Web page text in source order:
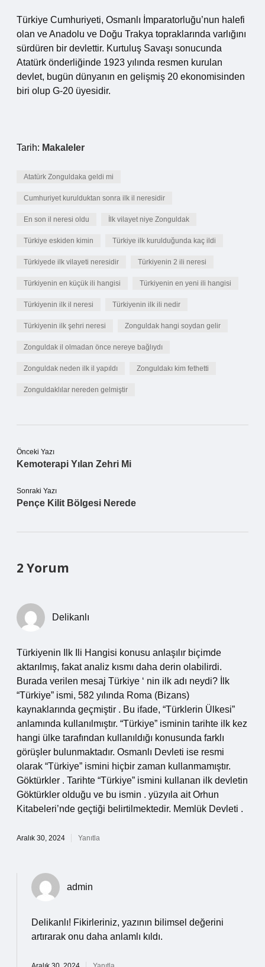
Türkiye Cumhuriyeti, Osmanlı İmparatorluğu’nun halefi
olan ve Anadolu ve Doğu Trakya topraklarında varlığını
sürdüren bir devlettir. Kurtuluş Savaşı sonucunda
Atatürk önderliğinde 1923 yılında resmen kurulan
devlet, bugün dünyanın en gelişmiş 20 ekonomisinden
biri olup G-20 üyesidir.
Tarih: Makaleler
Atatürk Zonguldaka geldi mi
Cumhuriyet kurulduktan sonra ilk il neresidir
En son il neresi oldu İlk vilayet niye Zonguldak
Türkiye eskiden kimin Türkiye ilk kurulduğunda kaç ildi
Türkiyede ilk vilayeti neresidir Türkiyenin 2 ili neresi
Türkiyenin en küçük ili hangisi Türkiyenin en yeni ili hangisi
Türkiyenin ilk il neresi Türkiyenin ilk ili nedir
Türkiyenin ilk şehri neresi Zonguldak hangi soydan gelir
Zonguldak il olmadan önce nereye bağlıydı
Zonguldak neden ilk il yapıldı Zonguldakı kim fethetti
Zonguldaklılar nereden gelmiştir
Önceki Yazı
Kemoterapi Yılan Zehri Mi
Sonraki Yazı
Pençe Kilit Bölgesi Nerede
2 Yorum
Delikanlı
Türkiyenin Ilk Ili Hangisi konusu anlaşılır biçimde
aktarılmış, fakat analiz kısmı daha derin olabilirdi.
Burada verilen mesaj Türkiye ‘ nin ilk adı neydi? İlk
“Türkiye” ismi, 582 yılında Roma (Bizans)
kaynaklarında geçmiştir . Bu ifade, “Türklerin Ülkesi”
anlamında kullanılmıştır. “Türkiye” isminin tarihte ilk kez
hangi ülke tarafından kullanıldığı konusunda farklı
görüşler bulunmaktadır. Osmanlı Devleti ise resmi
olarak “Türkiye” ismini hiçbir zaman kullanmamıştır.
Göktürkler . Tarihte “Türkiye” ismini kullanan ilk devletin
Göktürkler olduğu ve bu ismin . yüzyıla ait Orhun
Kitabeleri’nde geçtiği belirtilmektedir. Memlük Devleti .
Aralık 30, 2024 Yanıtla
admin
Delikanlı! Fikirleriniz, yazının bilimsel değerini
artırarak onu daha anlamlı kıldı.